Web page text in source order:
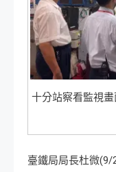
十分站察看監視
臺鐵局局長杜微